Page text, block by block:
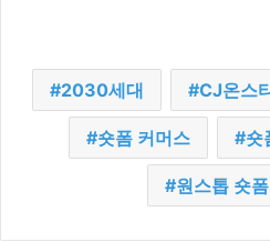
2030세대 CJ온스
숏폼 커머스 숏
원스톱 숏